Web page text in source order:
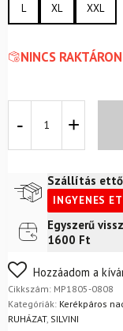
L XL XXL
NINCS RAKTÁRON
rövidnadrág
mennyiség
Szállítás
INGYENES
Futár a címre2 400
FoxPost
Egyszerű
1600 Ft
Nem biztos a
egyszerűen
Mik a visszaküldés
Hozzáadom a
Cikkszám: MP1805-0808
Kategóriák: Kerékpáros
RUHÁZAT, SILVINI